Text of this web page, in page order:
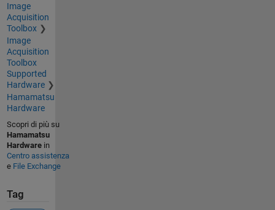
Image
Acquisition
Toolbox
Image
Acquisition
Toolbox
Supported
Hardware
Hamamatsu
Hardware
Scopri di più su
Hamamatsu
Hardwarein
Centro assistenza
e File Exchange
Tag